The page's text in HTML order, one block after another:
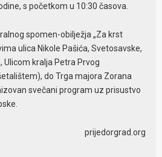
s početkom u 10:30 časova.
spomen-obilježja „Za krst
ulica Nikole Pašića, Svetosavske,
Ulicom kralja Petra Prvog
do Trga majora Zorana
svečani program uz prisustvo
prijedorgrad.org